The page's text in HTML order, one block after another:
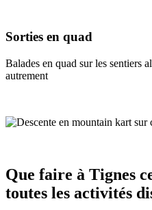
Sorties en quad
Balades en quad sur les sentiers
autrement
Que faire à Tignes
toutes les activités